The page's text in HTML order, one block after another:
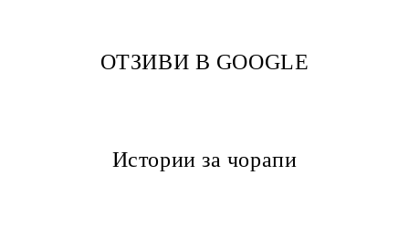
ОТЗИВИ В GOOGLE
Истории за чорапи